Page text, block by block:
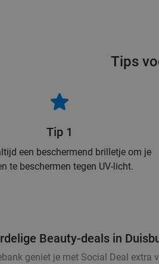
Tips
Tip 1
een beschermend brilletje om je
te beschermen tegen UV-licht.
Beauty-deals in
geniet je met Social Deal